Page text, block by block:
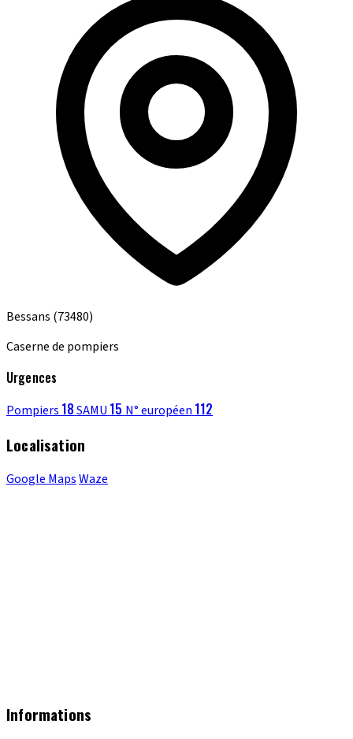
Bessans (73480)
Caserne de pompiers
Urgences
Pompiers 18SAMU 15 N° européen 112
Localisation
Google MapsWaze
Informations